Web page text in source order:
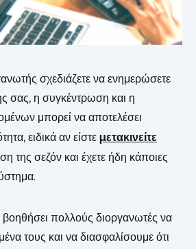
σχεδιάζετε να ενημερώσετε
σας, η συγκέντρωση και η
μπορεί να αποτελέσει
ειδικά αν είστε μετακινείτε
της σεζόν και έχετε ήδη κάποιες
πολλούς διοργανωτές να
τους και να διασφαλίσουμε ότι